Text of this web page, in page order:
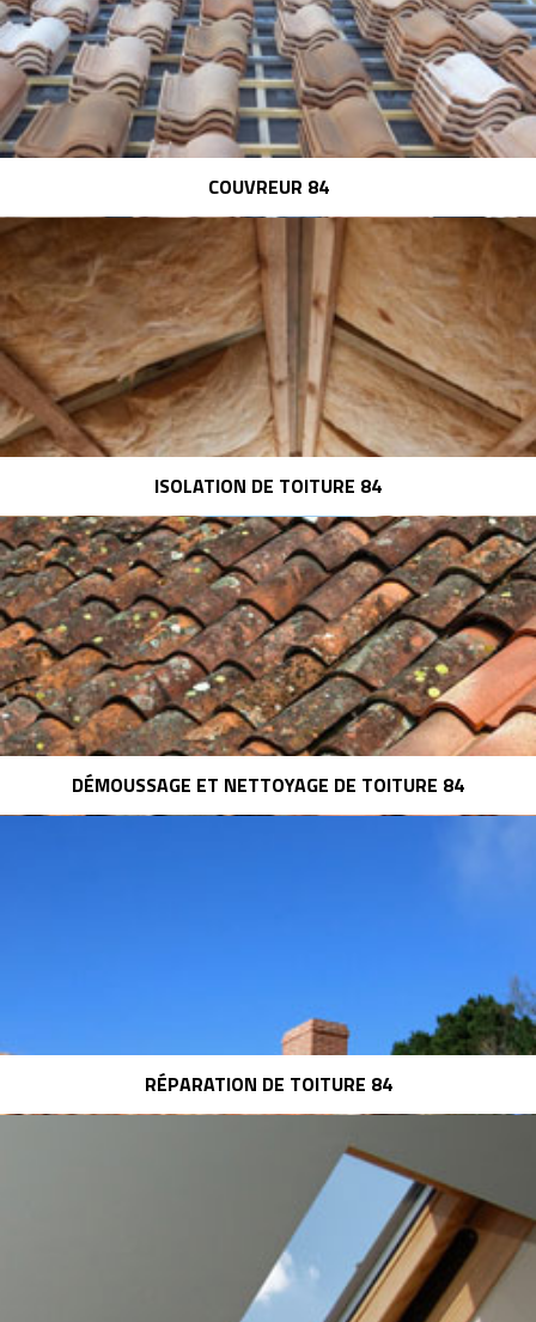
COUVREUR 84
ISOLATION DE TOITURE 84
DÉMOUSSAGE ET NETTOYAGE DE TOITURE 84
RÉPARATION DE TOITURE 84